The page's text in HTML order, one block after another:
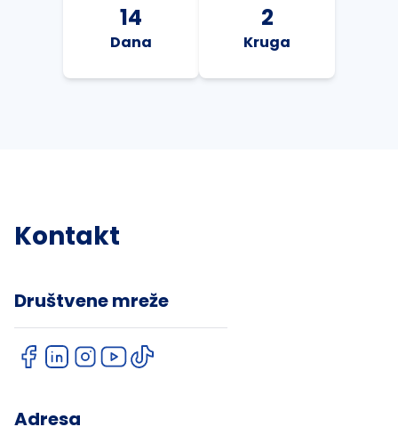
14
Dana
2
Kruga
Kontakt
Društvene mreže
Adresa